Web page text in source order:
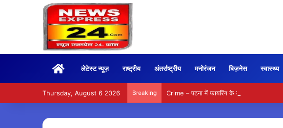
Homeलेटेस्ट न्यूज़ राष्ट्रीय अंतर्राष्ट्रीय मनोरंजन बिज़नेस स्वास्थ्य
Thursday, August 6 2026 Breaking Crime – पटना में फायरिंग के बाद ग्रामीणों का